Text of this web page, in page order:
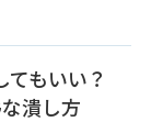
もいい？
潰し方